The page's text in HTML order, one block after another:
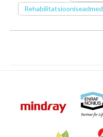
Rehabilitatsiooniseadmed